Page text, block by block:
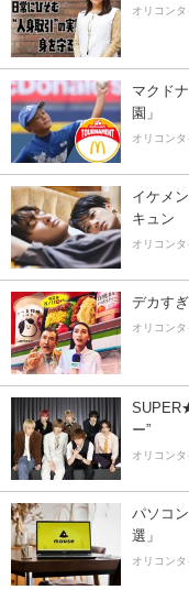
オリコン
マクド
園」
オリコン
イケメ
キュン
オリコン
デカす
オリコン
ー”
オリコン
パソコ
選」
オリコン